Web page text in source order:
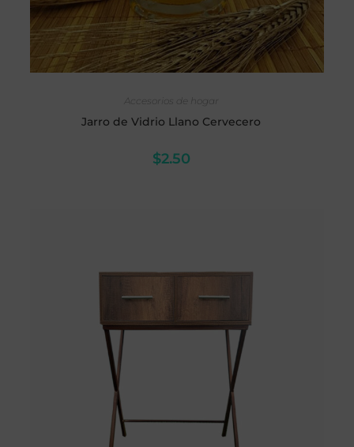
Accesorios de hogar
Jarro de Vidrio Llano Cervecero
$2.50